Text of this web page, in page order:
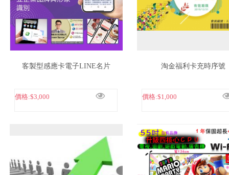
客製型感應卡電子LINE名片
價格:$3,000
淘金福利卡充時序號
價格:$1,000